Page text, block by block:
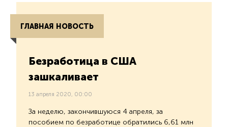
ГЛАВНАЯ НОВОСТЬ
Безработица в США
зашкаливает
13 апреля 2020, 00:00
За неделю, закончившуюся 4 апреля, за
пособием по безработице обратились 6,61 млн